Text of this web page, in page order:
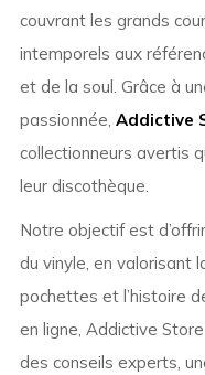
couvrant les grands
intemporels aux
et de la soul. Grâce à
passionnée, Addictive
collectionneurs avertis
leur discothèque.
Notre objectif est
du vinyle, en valorisant
pochettes et l’histoire
en ligne, Addictive
des conseils experts,